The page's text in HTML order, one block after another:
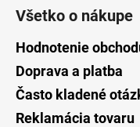
Všetko o nákupe
Hodnotenie
Doprava a platba
Často kladené
Reklamácia tovaru